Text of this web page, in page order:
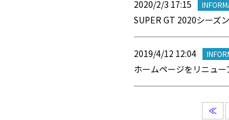
2020/2/3 17:15
SUPER GT 2020シーズ
2019/4/12 12:04
ホームページをリニュー
≪